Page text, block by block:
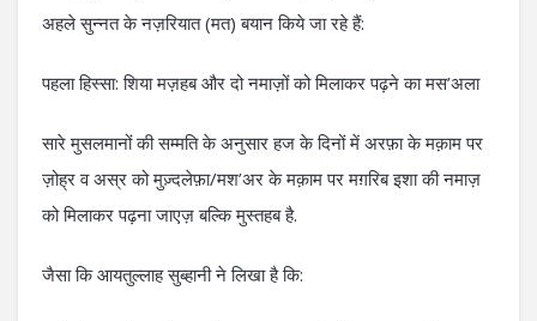
अहले सुन्नत के नज़रियात (मत) बयान किये जा रहे हैं:
पहला हिस्सा: शिया मज़हब और दो नमाज़ों को मिलाकर पढ़ने का मस’अला
सारे मुसलमानों की सम्मति के अनुसार हज के दिनों में अरफ़ा के मक़ाम पर
ज़ोह्र व अस्र को मुज़्दलेफ़ा/मश’अर के मक़ाम पर मग़रिब इशा की नमाज़
को मिलाकर पढ़ना जाएज़ बल्कि मुस्तहब है.
जैसा कि आयतुल्लाह सुब्हानी ने लिखा है कि: